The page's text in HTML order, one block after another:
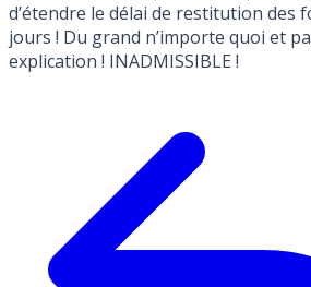
d’étendre le délai de restitution des
jours ! Du grand n’importe quoi et
explication ! INADMISSIBLE !